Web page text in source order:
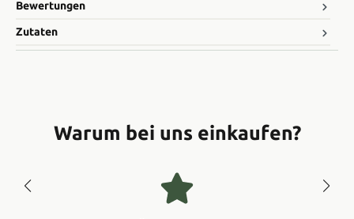
Bewertungen
Zutaten
Warum bei uns einkaufen?